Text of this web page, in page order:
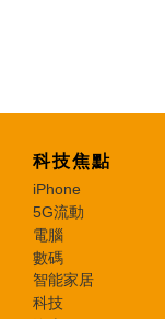
科技焦點
iPhone
5G流動
電腦
數碼
智能家居
科技